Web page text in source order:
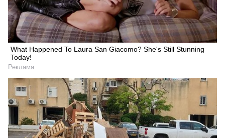
What Happened To Laura San Giacomo? She's Still Stunning
Today!
Реклама